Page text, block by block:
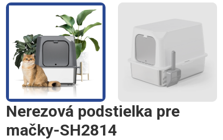
Nerezová podstielka pre
mačky-SH2814